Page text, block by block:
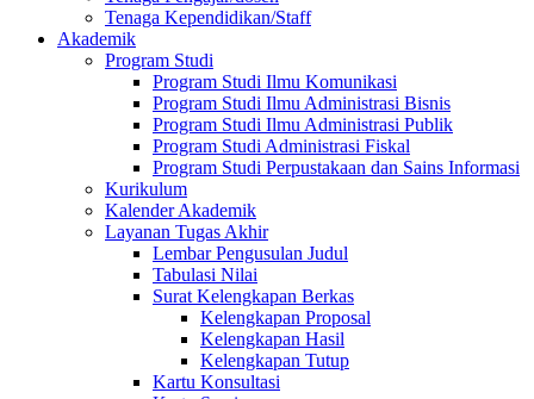
Tenaga Kependidikan/Staff
Akademik
Program Studi
Program Studi Ilmu Komunikasi
Program Studi Ilmu Administrasi Bisnis
Program Studi Ilmu Administrasi Publik
Program Studi Administrasi Fiskal
Program Studi Perpustakaan dan Sains Informasi
Kurikulum
Kalender Akademik
Layanan Tugas Akhir
Lembar Pengusulan Judul
Tabulasi Nilai
Surat Kelengkapan Berkas
Kelengkapan Proposal
Kelengkapan Hasil
Kelengkapan Tutup
Kartu Konsultasi